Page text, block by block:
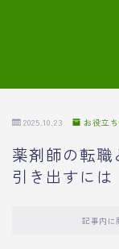
2025.10.23 お役立
薬剤師の転職
引き出すには
記事内に